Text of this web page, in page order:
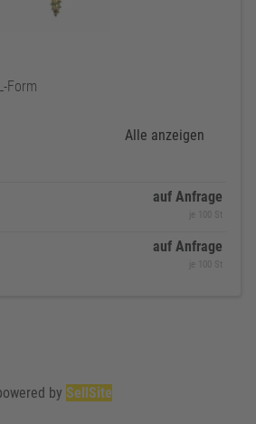
Form
Alle anzeigen
auf Anfrage
je 100 St
auf Anfrage
je 100 St
by SellSite